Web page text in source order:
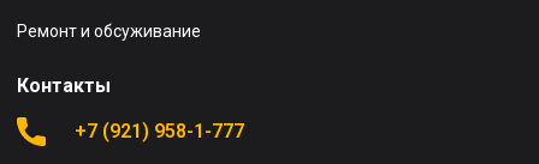
Ремонт и обсуживание
Контакты
+7 (921) 958-1-777